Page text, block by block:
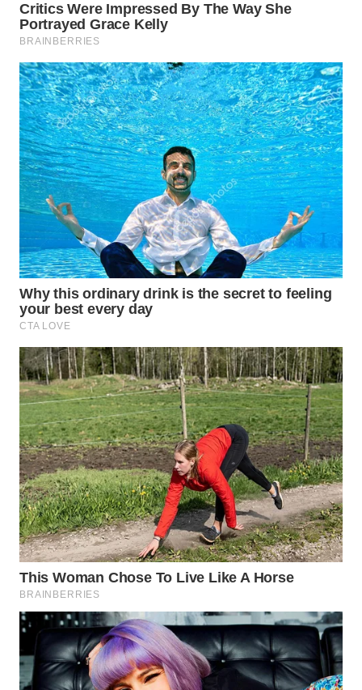
PRIANGAN
TIMUR
WN
SEMARANG
WN
SOLO
WN
BOROBUDUR
WN
MADURA
WN
SURABAYA
WN
NATUNA
WN
BINTAN
WN
MANDALIKA
WN
LIKUPANG
WN
LABUANBAJO
WN